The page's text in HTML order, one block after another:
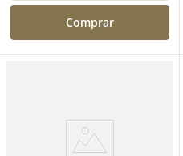
Comprar